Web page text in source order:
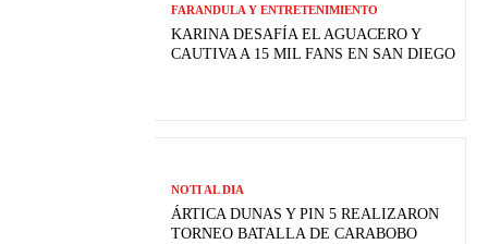
FARANDULA Y ENTRETENIMIENTO
KARINA DESAFÍA EL AGUACERO Y
CAUTIVA A 15 MIL FANS EN SAN DIEGO
NOTI AL DIA
ÁRTICA DUNAS Y PIN 5 REALIZARON
TORNEO BATALLA DE CARABOBO